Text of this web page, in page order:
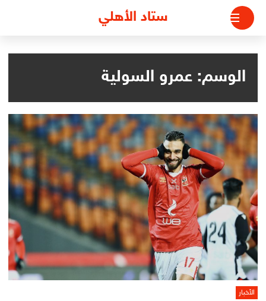
التجاوز
المحتوى
ستاد الأهلي
الوسم: عمرو السولية
الأخبار